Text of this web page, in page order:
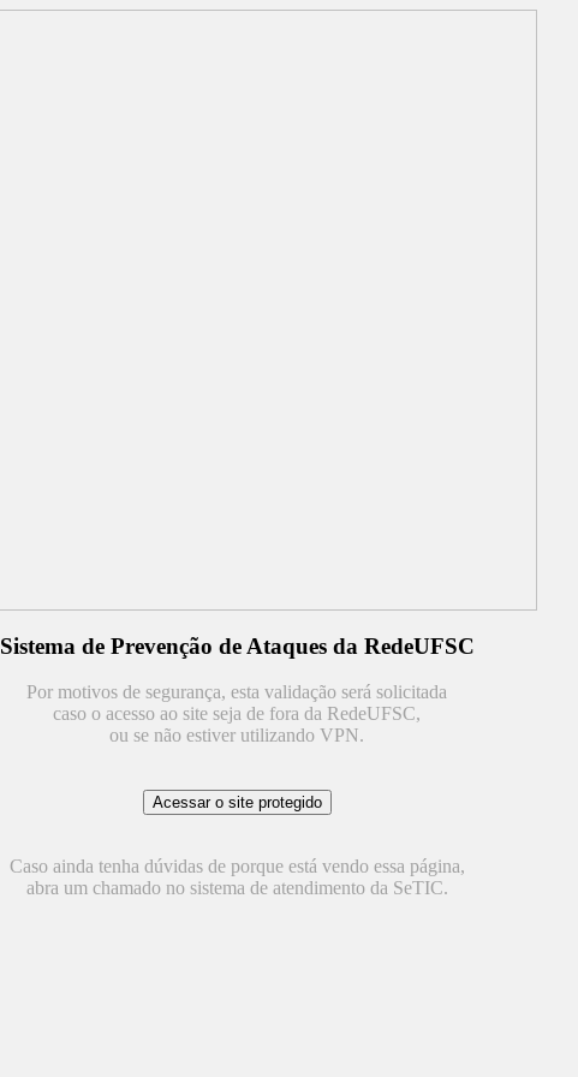
Sistema de Prevenção de Ataques da RedeUFSC
Por motivos de segurança, esta validação será solicitada
caso o acesso ao site seja de fora da RedeUFSC,
ou se não estiver utilizando VPN.
Caso ainda tenha dúvidas de porque está vendo essa página,
abra um chamado no sistema de atendimento da SeTIC.